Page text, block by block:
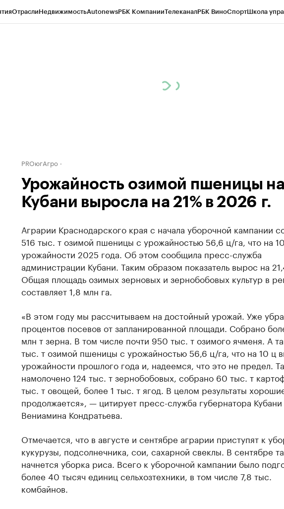
ОтраслиНедвижимостьAutonewsРБК КомпанииТелеканалРБК ВиноСпортШкола
PROюгАгро
Урожайность озимой пшеницы на
Кубани выросла на 21% в 2026 г.
Аграрии Краснодарского края с начала уборочной кампании
516 тыс. т озимой пшеницы с урожайностью 56,6 ц/га, что на
урожайности 2025 года. Об этом сообщила пресс-служба
администрации Кубани. Таким образом показатель вырос на
Общая площадь озимых зерновых и зернобобовых культур в
составляет 1,8 млн га.
«В этом году мы рассчитываем на достойный урожай. Уже
процентов посевов от запланированной площади. Собрано
млн т зерна. В том числе почти 950 тыс. т озимого ячменя. А
тыс. т озимой пшеницы с урожайностью 56,6 ц/га, что на 10 ц
урожайности прошлого года и, надеемся, что это не предел.
намолочено 124 тыс. т зернобобовых, собрано 60 тыс. т
тыс. т овощей, более 1 тыс. т ягод. В целом результаты
продолжается», — цитирует пресс-служба губернатора Кубани
Вениамина Кондратьева.
Отмечается, что в августе и сентябре аграрии приступят к
кукурузы, подсолнечника, сои, сахарной свеклы. В сентябре
начнется уборка риса. Всего к уборочной кампании было
более 40 тысяч единиц сельхозтехники, в том числе 7,8 тыс.
комбайнов.